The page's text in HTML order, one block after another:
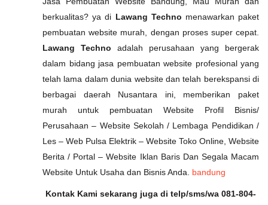
berkualitas? ya di Lawang Techno menawarkan paket
pembuatan website murah, dengan proses super cepat.
Lawang Techno adalah perusahaan yang bergerak
dalam bidang jasa pembuatan website profesional yang
telah lama dalam dunia website dan telah berekspansi di
berbagai daerah Nusantara ini, memberikan paket
murah untuk pembuatan Website Profil Bisnis/
Perusahaan – Website Sekolah / Lembaga Pendidikan /
Les – Web Pulsa Elektrik – Website Toko Online, Website
Berita / Portal – Website Iklan Baris Dan Segala Macam
Website Untuk Usaha dan Bisnis Anda. bandung
Kontak Kami sekarang juga di telp/sms/wa 081-804-